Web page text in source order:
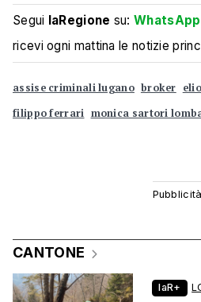
Segui laRegione su:WhatsApp
ricevi ogni mattina le notizie
assise criminali lugano broker
filippo ferrari monica sartori
CANTONE
laR+